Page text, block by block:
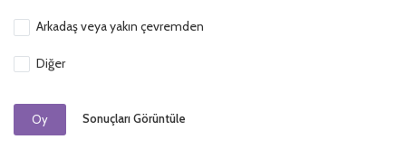
Arkadaş veya yakın çevremden
Diğer
Oy Sonuçları Görüntüle